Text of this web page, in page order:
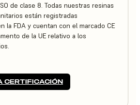
de clase 8. Todas nuestras resinas
están registradas
la FDA y cuentan con el marcado CE
de la UE relativo a los
CERTIFICACIÓN